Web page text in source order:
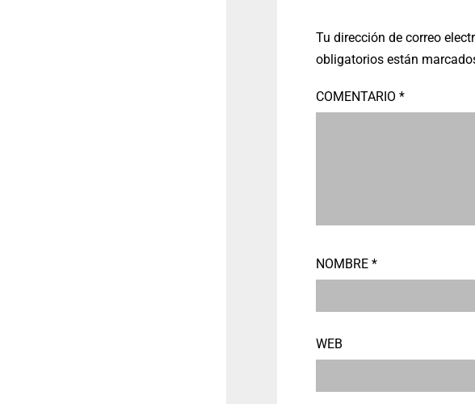
Tu dirección de correo
obligatorios están
COMENTARIO *
NOMBRE *
WEB